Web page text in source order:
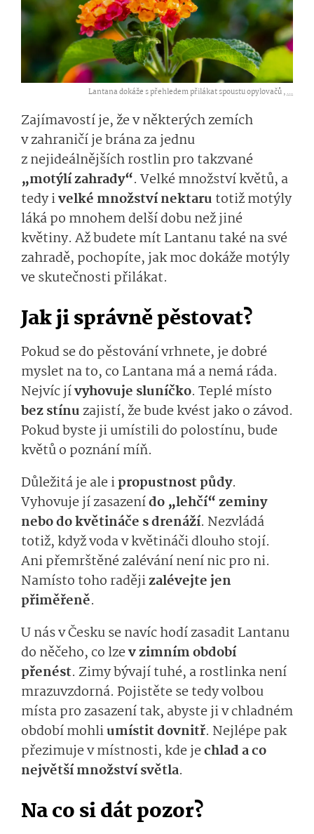
Lantana dokáže s přehledem přilákat spoustu opylovačů ,...
Zajímavostí je, že v některých zemích
v zahraničí je brána za jednu
z nejideálnějších rostlin pro takzvané
„motýlí zahrady“. Velké množství květů, a
tedy ivelké množství nektaru totiž motýly
láká po mnohem delší dobu než jiné
květiny. Až budete mít Lantanu také na své
zahradě, pochopíte, jak moc dokáže motýly
ve skutečnosti přilákat.
Jak ji správně pěstovat?
Pokud se do pěstování vrhnete, je dobré
myslet na to, co Lantana má a nemá ráda.
Nejvíc jívyhovuje sluníčko. Teplé místo
bez stínu zajistí, že bude kvést jako o závod.
Pokud byste ji umístili do polostínu, bude
květů o poznání míň.
Důležitá je ale ipropustnost půdy.
Vyhovuje jí zasazenído „lehčí“ zeminy
nebo do květináče s drenáží. Nezvládá
totiž, když voda v květináči dlouho stojí.
Ani přemrštěné zalévání není nic pro ni.
Namísto toho radějizalévejte jen
přiměřeně.
U nás v Česku se navíc hodí zasadit Lantanu
do něčeho, co lzev zimním období
přenést. Zimy bývají tuhé, a rostlinka není
mrazuvzdorná. Pojistěte se tedy volbou
místa pro zasazení tak, abyste ji v chladném
období mohliumístit dovnitř. Nejlépe pak
přezimuje v místnosti, kde jechlad a co
největší množství světla.
Na co si dát pozor?